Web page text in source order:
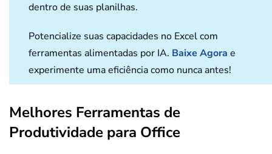
dentro de suas planilhas.
Potencialize suas capacidades no Excel com
ferramentas alimentadas por IA. Baixe Agora e
experimente uma eficiência como nunca antes!
Melhores Ferramentas de
Produtividade para Office